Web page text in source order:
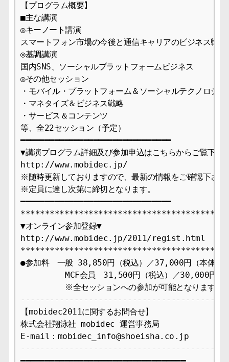
【プログラム概要】
■主な講演
◎キーノート講演
スマートフォン市場の今後と通信キャリアのビジネス戦略
◎基調講演
国内SNS、ソーシャルプラットフォームビジネス
◎その他セッション
・モバイル・プラットフォーム＆ソーシャルテクノロジー
・マネタイズ＆ビジネス戦略
・サービス＆コンテンツ
等、全22セッション（予定）
━━━━━━━━━━━━━━━━━━━━━━━━━━━━━━━
▼講演プログラム詳細及び参加申込はこちらからご覧下さ
http://www.mobidec.jp/
※随時更新しておりますので、最新の情報をご確認下さい
※定員に達し次第に締切となります。
━━━━━━━━━━━━━━━━━━━━━━━━━━━━━━━
▼オンライン参加登録▼
http://www.mobidec.jp/2011/regist.html
●参加料　一般 38,850円（税込）／37,000円（本体）
MCF会員　31,500円（税込）／30,000円（
※全セッションへの参加が可能となります。
【mobidec2011に関するお問合せ】
株式会社翔泳社 mobidec 運営事務局
E-mail：mobidec_info@shoeisha.co.jp